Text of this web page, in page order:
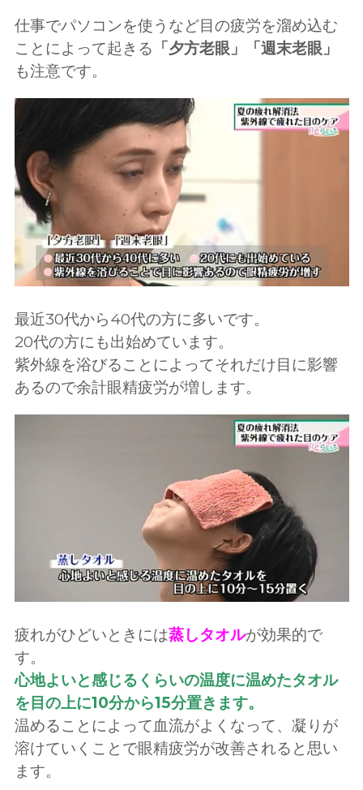
仕事でパソコンを使うなど目の疲労を溜め込む
ことによって起きる 「夕方老眼」「週末老眼」
も注意です。
最近30代から40代の方に多いです。
20代の方にも出始めています。
紫外線を浴びることによってそれだけ目に影響
あるので余計眼精疲労が増します。
疲れがひどいときには蒸しタオルが効果的で
す。
心地よいと感じるくらいの温度に温めたタオル
を目の上に10分から15分置きます。
温めることによって血流がよくなって、凝りが
溶けていくことで眼精疲労が改善されると思い
ます。